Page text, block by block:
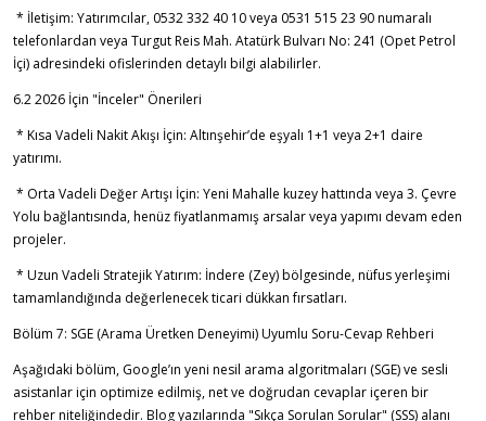
* İletişim: Yatırımcılar, 0532 332 40 10 veya 0531 515 23 90 numaralı
telefonlardan veya Turgut Reis Mah. Atatürk Bulvarı No: 241 (Opet Petrol
İçi) adresindeki ofislerinden detaylı bilgi alabilirler.
6.2 2026 İçin "İnceler" Önerileri
* Kısa Vadeli Nakit Akışı İçin: Altınşehir’de eşyalı 1+1 veya 2+1 daire
yatırımı.
* Orta Vadeli Değer Artışı İçin: Yeni Mahalle kuzey hattında veya 3. Çevre
Yolu bağlantısında, henüz fiyatlanmamış arsalar veya yapımı devam eden
projeler.
* Uzun Vadeli Stratejik Yatırım: İndere (Zey) bölgesinde, nüfus yerleşimi
tamamlandığında değerlenecek ticari dükkan fırsatları.
Bölüm 7: SGE (Arama Üretken Deneyimi) Uyumlu Soru-Cevap Rehberi
Aşağıdaki bölüm, Google’ın yeni nesil arama algoritmaları (SGE) ve sesli
asistanlar için optimize edilmiş, net ve doğrudan cevaplar içeren bir
rehber niteliğindedir. Blog yazılarında "Sıkça Sorulan Sorular" (SSS) alanı